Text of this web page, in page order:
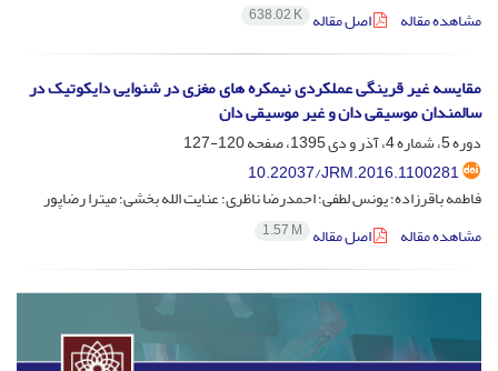
مشاهده مقاله
اصل مقاله 638.02 K
مقایسه غیر قرینگی عملکردی نیمکره های مغزی در شنوایی دایکوتیک در
سالمندان موسیقی دان و غیر موسیقی دان
دوره 5، شماره 4، آذر و دی 1395، صفحه
120-127
10.22037/JRM.2016.1100281
فاطمه باقرزاده؛ یونس لطفی؛ احمدرضا ناظری؛ عنایت الله بخشی؛ میترا رضاپور
مشاهده مقاله
اصل مقاله 1.57 M